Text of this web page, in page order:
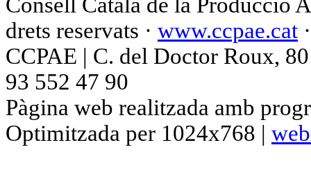
Consell Català de la Producció
drets reservats · www.ccpae.cat
CCPAE | C. del Doctor Roux,
93 552 47 90
Pàgina web realitzada amb
Optimitzada per 1024x768 |